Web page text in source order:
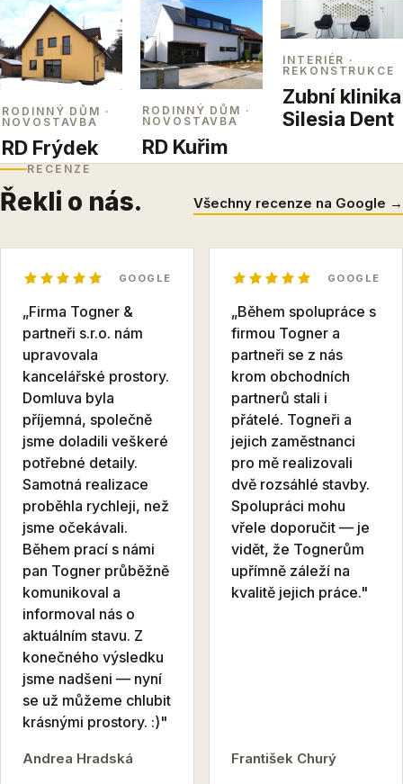
RODINNÝ DŮM ·
NOVOSTAVBA
RD Frýdek
RODINNÝ DŮM ·
NOVOSTAVBA
RD Kuřim
INTERIÉR ·
REKONSTRUKCE
Zubní klinika
Silesia Dent
RECENZE
Řekli o nás. Všechny recenze na Google →
GOOGLE
„Firma Togner &
partneři s.r.o. nám
upravovala
kancelářské prostory.
Domluva byla
příjemná, společně
jsme doladili veškeré
potřebné detaily.
Samotná realizace
proběhla rychleji, než
jsme očekávali.
Během prací s námi
pan Togner průběžně
komunikoval a
informoval nás o
aktuálním stavu. Z
konečného výsledku
jsme nadšeni — nyní
se už můžeme chlubit
krásnými prostory. :)"
Andrea Hradská
GOOGLE
„Během spolupráce s
firmou Togner a
partneři se z nás
krom obchodních
partnerů stali i
přátelé. Togneři a
jejich zaměstnanci
pro mě realizovali
dvě rozsáhlé stavby.
Spolupráci mohu
vřele doporučit — je
vidět, že Tognerům
upřímně záleží na
kvalitě jejich práce."
František Churý